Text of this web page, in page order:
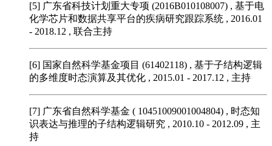
[5] 广东省科技计划重大专项 (2016B010108007) , 基于电
化学芯片和数据共享平台的疾病研究跟踪系统 , 2016.01
- 2018.12 , 联合主持
[6] 国家自然科学基金项目 (61402118) , 基于子结构逻辑
的多维度时态演算及其优化 , 2015.01 - 2017.12 , 主持
[7] 广东省自然科学基金 ( 10451009001004804) , 时态知
识表达与推理的子结构逻辑研究 , 2010.10 - 2012.09 , 主
持